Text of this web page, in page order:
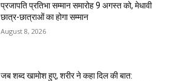
प्रजापति प्रतिभा सम्मान समारोह 9 अगस्त को, मेधावी
छात्र-छात्राओं का होगा सम्मान
August 8, 2026
जब शब्द खामोश हुए, शरीर ने कहा दिल की बात: